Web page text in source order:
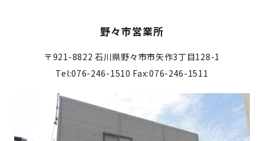
野々市営業所
〒921-8822 石川県野々市市矢作3丁目128-1
Tel:076-246-1510 Fax:076-246-1511